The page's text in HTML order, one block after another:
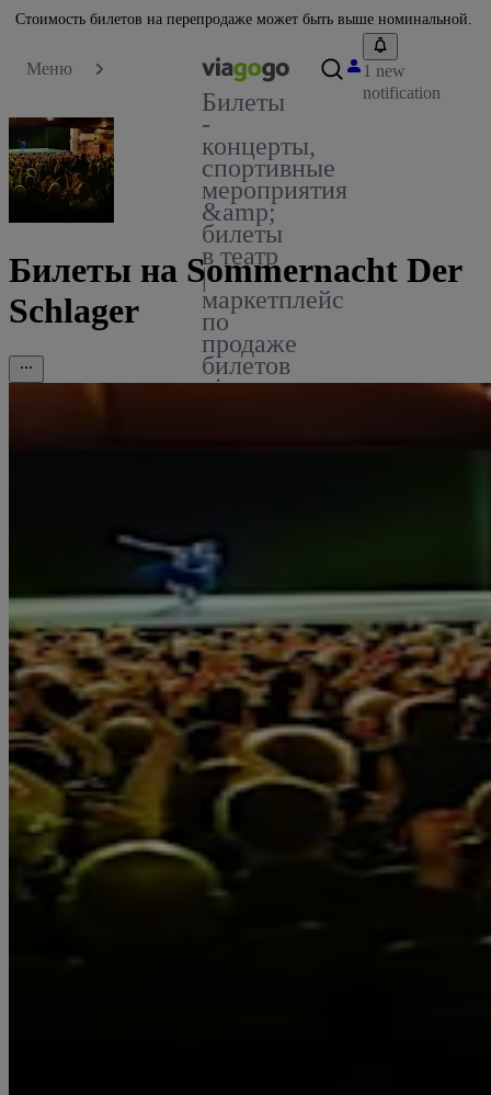
Стоимость билетов на перепродаже может быть выше номинальной.
Меню
Билеты
-
концерты,
спортивные
мероприятия
&amp;
билеты
в театр
|
маркетплейс
по
продаже
билетов
viagogo
1 new
notification
Билеты на Sommernacht Der
Schlager